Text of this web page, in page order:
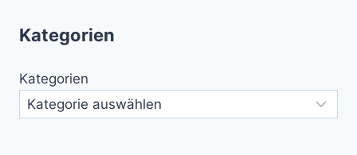
Kategorien
Kategorien